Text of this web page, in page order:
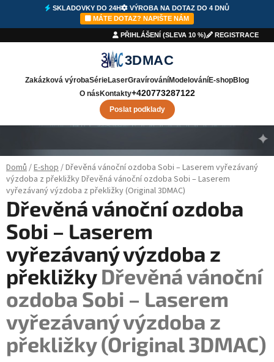
SKLADOVKY DO 24H
VÝROBA NA DOTAZ DO 4 DNŮ
MÁTE DOTAZ? NAPIŠTE NÁM
PŘIHLÁŠENÍ (SLEVA 10 %) REGISTRACE
3DMAC
Zakázková výrobaSérieLaserGravírováníModelováníE-shopBlog
O nás Kontakty+420773287122
Poslat podklady
SKLADOVKY DO 24H 🛠️VÝROBADO 4 DNŮ ✉️NAPIŠTE NÁM
Domů/E-shop/Dřevěná vánoční ozdoba Sobi – Laserem vyřezávaný
výzdoba z překližkyDřevěná vánoční ozdoba Sobi – Laserem
vyřezávaný výzdoba z překližky (Original 3DMAC)
Dřevěná vánoční ozdoba
Sobi – Laserem
vyřezávaný výzdoba z
překližkyDřevěná vánoční
ozdoba Sobi – Laserem
vyřezávaný výzdoba z
překližky (Original 3DMAC)